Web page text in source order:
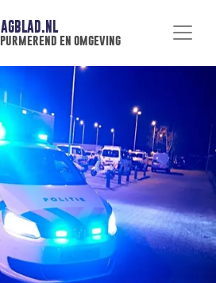
en omgeving